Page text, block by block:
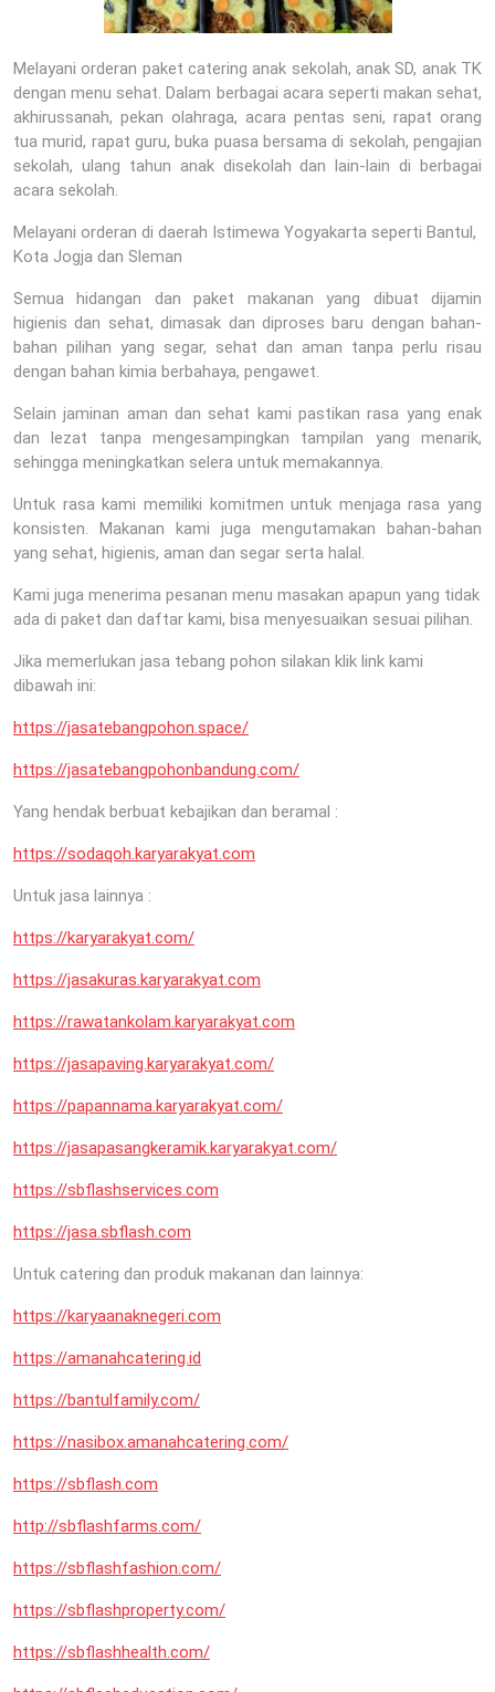
Melayani orderan paket catering anak sekolah, anak SD, anak TK
dengan menu sehat. Dalam berbagai acara seperti makan sehat,
akhirussanah, pekan olahraga, acara pentas seni, rapat orang
tua murid, rapat guru, buka puasa bersama di sekolah, pengajian
sekolah, ulang tahun anak disekolah dan lain-lain di berbagai
acara sekolah.
Melayani orderan di daerah Istimewa Yogyakarta seperti Bantul,
Kota Jogja dan Sleman
Semua hidangan dan paket makanan yang dibuat dijamin
higienis dan sehat, dimasak dan diproses baru dengan bahan-
bahan pilihan yang segar, sehat dan aman tanpa perlu risau
dengan bahan kimia berbahaya, pengawet.
Selain jaminan aman dan sehat kami pastikan rasa yang enak
dan lezat tanpa mengesampingkan tampilan yang menarik,
sehingga meningkatkan selera untuk memakannya.
Untuk rasa kami memiliki komitmen untuk menjaga rasa yang
konsisten. Makanan kami juga mengutamakan bahan-bahan
yang sehat, higienis, aman dan segar serta halal.
Kami juga menerima pesanan menu masakan apapun yang tidak
ada di paket dan daftar kami, bisa menyesuaikan sesuai pilihan.
Jika memerlukan jasa tebang pohon silakan klik link kami
dibawah ini:
https://jasatebangpohon.space/
https://jasatebangpohonbandung.com/
Yang hendak berbuat kebajikan dan beramal :
https://sodaqoh.karyarakyat.com
Untuk jasa lainnya :
https://karyarakyat.com/
https://jasakuras.karyarakyat.com
https://rawatankolam.karyarakyat.com
https://jasapaving.karyarakyat.com/
https://papannama.karyarakyat.com/
https://jasapasangkeramik.karyarakyat.com/
https://sbflashservices.com
https://jasa.sbflash.com
Untuk catering dan produk makanan dan lainnya:
https://karyaanaknegeri.com
https://amanahcatering.id
https://bantulfamily.com/
https://nasibox.amanahcatering.com/
https://sbflash.com
http://sbflashfarms.com/
https://sbflashfashion.com/
https://sbflashproperty.com/
https://sbflashhealth.com/